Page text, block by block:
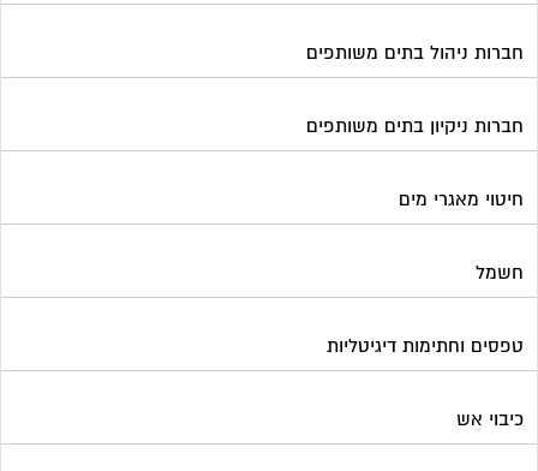
חברות ניהול בתים משותפים
חברות ניקיון בתים משותפים
חיטוי מאגרי מים
חשמל
טפסים וחתימות דיגיטליות
כיבוי אש